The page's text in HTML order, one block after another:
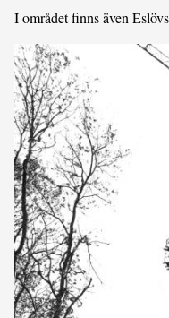
I området finns även